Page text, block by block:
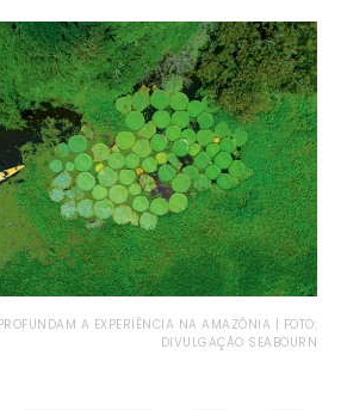
A EXPERIÊNCIA NA AMAZÔNIA | FOTO:
DIVULGAÇÃO SEABOURN